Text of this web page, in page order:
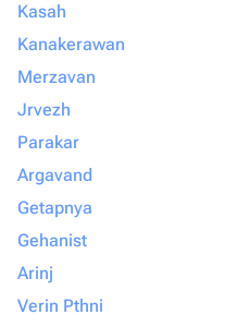
Kasah
Kanakerawan
Merzavan
Jrvezh
Parakar
Argavand
Getapnya
Gehanist
Arinj
Verin Pthni